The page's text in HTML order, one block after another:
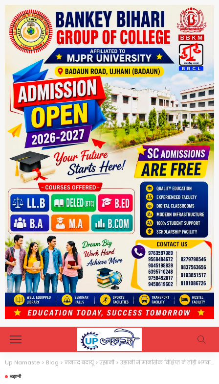
Up Namaste > Blog > जनपद बदायूं>उझानी >उझानी में मानसिक विक्षिप्त ने तोड़ी भगवान शंकर की मूर्ति, नागरिकों में हुआ रोष व्याप्त
उझानी